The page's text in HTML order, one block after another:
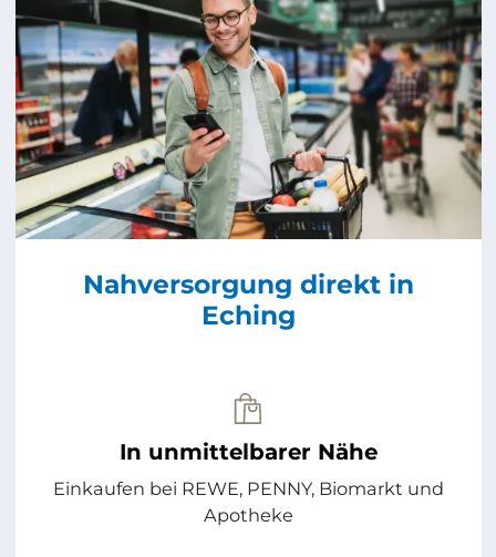
Nahversorgung direkt in
Eching
In unmittelbarer Nähe
Einkaufen bei REWE, PENNY, Biomarkt und
Apotheke